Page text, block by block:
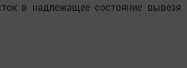
в надлежащее состояние вывезя